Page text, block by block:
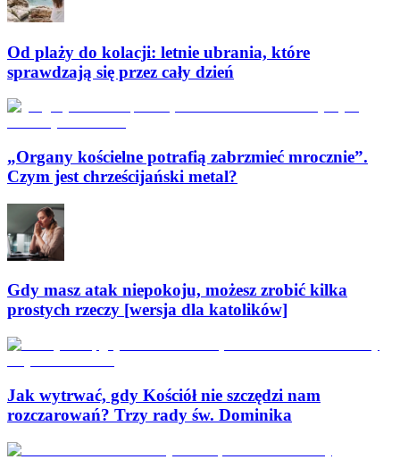
Od plaży do kolacji: letnie ubrania, które
sprawdzają się przez cały dzień
„Organy kościelne potrafią zabrzmieć mrocznie”.
Czym jest chrześcijański metal?
Gdy masz atak niepokoju, możesz zrobić kilka
prostych rzeczy [wersja dla katolików]
Jak wytrwać, gdy Kościół nie szczędzi nam
rozczarowań? Trzy rady św. Dominika